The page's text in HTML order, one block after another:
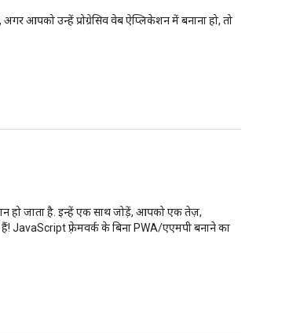
आपको उन्हें प्रोग्रेसिव वेब ऐप्लिकेशन में बनाना हो, तो
हो जाता है. इन्हें एक साथ जोड़ें, आपको एक तेज़,
JavaScript फ़्रेमवर्क के बिना PWA/एएमपी बनाने का